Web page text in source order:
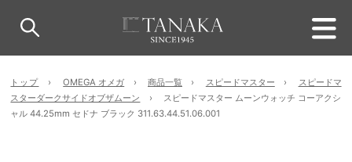
トップ OMEGA オメガ 商品一覧 スピードマスター
スピードマ
スターダークサイドオブザムーン
スピードマスター ムーンウォッチ コーアクシ
ャル 44.25mm セドナ ブラック 311.63.44.51.06.001